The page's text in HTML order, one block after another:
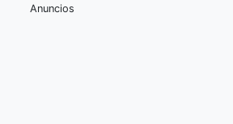
Anuncios